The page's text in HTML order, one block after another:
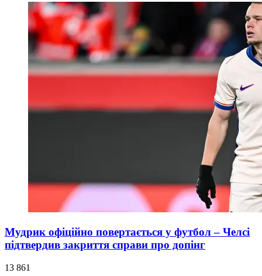
Мудрик офіційно повертається у футбол – Челсі
підтвердив закриття справи про допінг
13 861